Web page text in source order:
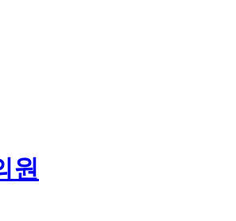
원